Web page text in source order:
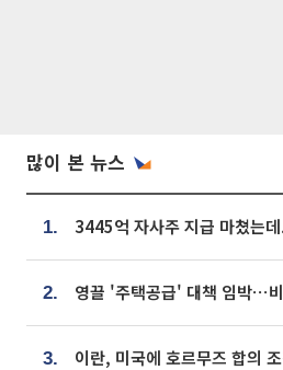
많이 본 뉴스
1.
2.
3.